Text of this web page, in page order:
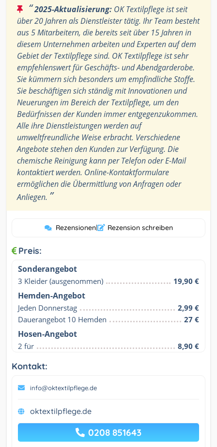
“2025-Aktualisierung: OK Textilpflege ist seit
über 20 Jahren als Dienstleister tätig. Ihr Team besteht
aus 5 Mitarbeitern, die bereits seit über 15 Jahren in
diesem Unternehmen arbeiten und Experten auf dem
Gebiet der Textilpflege sind. OK Textilpflege ist sehr
empfehlenswert für Geschäfts- und Abendgarderobe.
Sie kümmern sich besonders um empfindliche Stoffe.
Sie beschäftigen sich ständig mit Innovationen und
Neuerungen im Bereich der Textilpflege, um den
Bedürfnissen der Kunden immer entgegenzukommen.
Alle ihre Dienstleistungen werden auf
umweltfreundliche Weise erbracht. Verschiedene
Angebote stehen den Kunden zur Verfügung. Die
chemische Reinigung kann per Telefon oder E-Mail
kontaktiert werden. Online-Kontaktformulare
ermöglichen die Übermittlung von Anfragen oder
Anliegen. ”
Rezensionen| Rezension schreiben
Preis:
Sonderangebot
3 Kleider (ausgenommen) 19,90 €
Hemden-Angebot
Jeden Donnerstag
2,99 €
Dauerangebot 10 Hemden
27 €
Hosen-Angebot
2 für 8,90 €
Kontakt:
info@oktextilpflege.de
oktextilpflege.de
0208 851643